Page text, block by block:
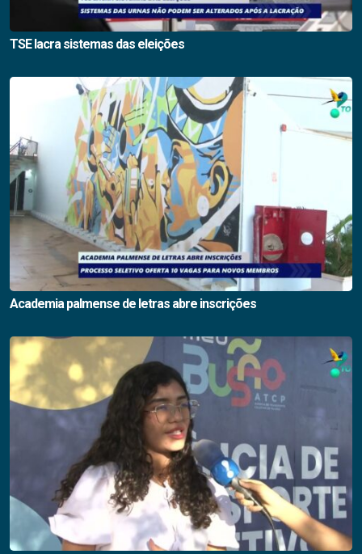
TSE lacra sistemas das eleições
Academia palmense de letras abre inscrições